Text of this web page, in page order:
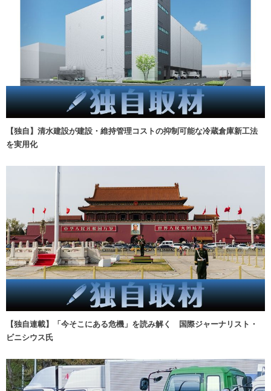
【独自】清水建設が建設・維持管理コストの抑制可能な冷蔵倉庫新工法
を実用化
【独自連載】「今そこにある危機」を読み解く 国際ジャーナリスト・
ビニシウス氏